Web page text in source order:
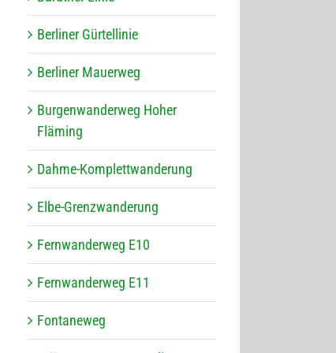
Ber­li­ner Gürtellinie
Ber­li­ner Mauerweg
Bur­gen­wan­der­weg Hoher
Fläming
Dahme-Kom­plett­wan­de­rung
Elbe-Grenz­wan­de­rung
Fern­wan­der­weg E10
Fern­wan­der­weg E11
Fon­ta­ne­weg